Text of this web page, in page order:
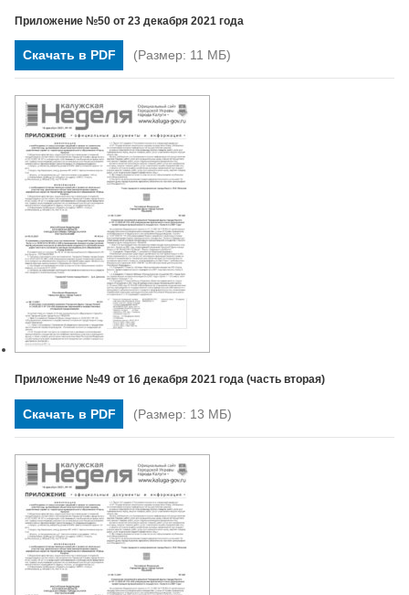
Приложение №50 от 23 декабря 2021 года
Скачать в PDF (Размер: 11 МБ)
Приложение №49 от 16 декабря 2021 года (часть вторая)
Скачать в PDF (Размер: 13 МБ)